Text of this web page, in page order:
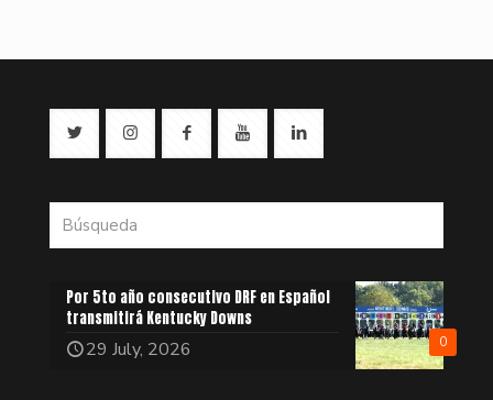
0
Por 5to año consecutivo DRF en Español
transmitirá Kentucky Downs
29 July, 2026